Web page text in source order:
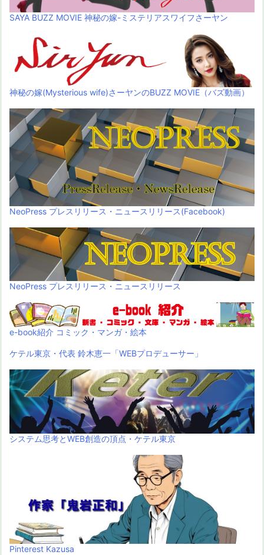
SAYA BUZZ MOVIE 神秘の嫁-ミステリアスワイフさーヤン
神秘の嫁(Mysterious wife)さーヤンのBUZZ MOVIE（バズ動画）
NeoPress プレスリリース・ニュースリリース(Facebook)
NeoPress プレスリリース・ニュースリリース
e-book紹介 コミック・マンガ・絵本
ケテル東京・代表 鈴木恵一「WEBプロデューサー」
システム思考とWEB創造の頂点・ケテル東京
Pinterest Kazusa